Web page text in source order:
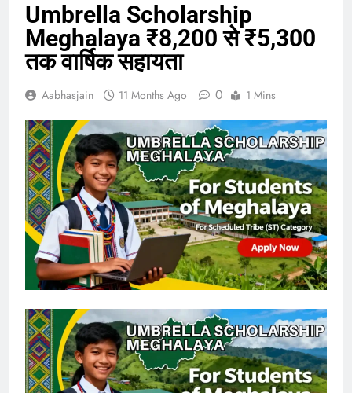
Umbrella Scholarship
Meghalaya ₹8,200 से ₹5,300
तक वार्षिक सहायता
Aabhasjain 11 Months Ago 0 1 Mins